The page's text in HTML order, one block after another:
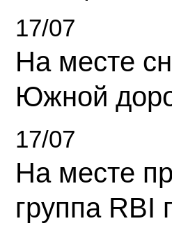
17/07
На месте
Южной
17/07
На месте
группа RBI